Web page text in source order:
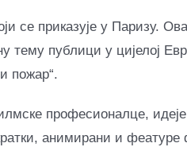
се приказује у Паризу.
публици у цијелој
пожар“.
професионалце,
анимирани и